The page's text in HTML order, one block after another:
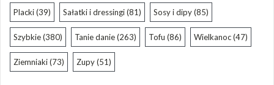
Placki(39) Sałatki i dressingi(81) Sosy i dipy(85)
Szybkie(380) Tanie danie(263) Tofu (86) Wielkanoc(47)
Ziemniaki(73) Zupy(51)